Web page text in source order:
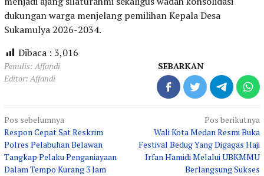
dukungan warga menjelang pemilihan Kepala Desa
Sukamulya 2026-2034.
Dibaca : 3,016
Penulis: Affandi
Editor: Affandi
SEBARKAN
Navigasi
pos
Pos sebelumnya
Respon Cepat Sat Reskrim
Polres Pelabuhan Belawan
Tangkap Pelaku Penganiayaan
Dalam Tempo Kurang 3 Jam
Pos berikutnya
Wali Kota Medan Resmi Buka
Festival Bedug Yang Digagas Haji
Irfan Hamidi Melalui UBKMMU
Berlangsung Sukses